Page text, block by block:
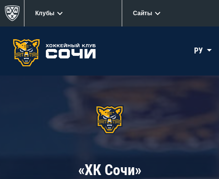
Клубы Сайты
РУ
«ХК Сочи»